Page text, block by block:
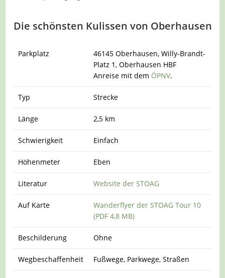
Die schönsten Kulissen von Oberhausen
Parkplatz
46145 Oberhausen, Willy-Brandt-
Platz 1, Oberhausen HBF
Anreise mit dem ÖPNV.
Typ Strecke
Länge 2,5 km
Schwierigkeit Einfach
Höhenmeter Eben
Literatur Website der STOAG
Auf Karte
Wanderflyer der STOAG Tour 10
(PDF 4,8 MB)
Beschilderung Ohne
Wegbeschaffenheit Fußwege, Parkwege, Straßen